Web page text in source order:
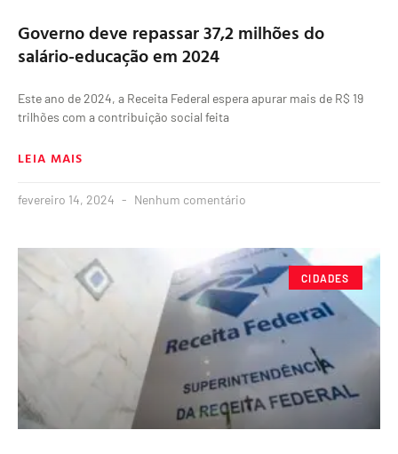
Governo deve repassar 37,2 milhões do
salário-educação em 2024
Este ano de 2024, a Receita Federal espera apurar mais de R$ 19
trilhões com a contribuição social feita
LEIA MAIS
fevereiro 14, 2024 Nenhum comentário
CIDADES